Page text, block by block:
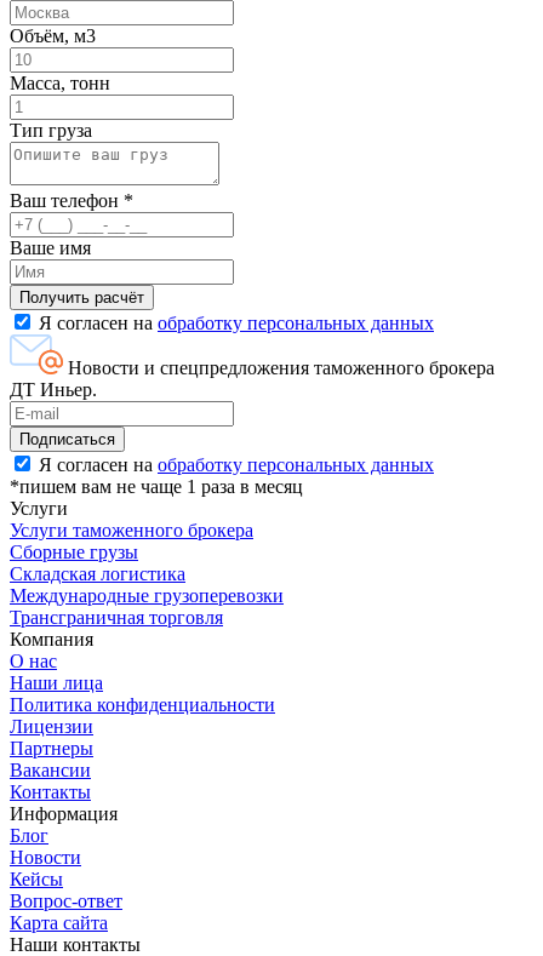
Объём, м3
Масса, тонн
Тип груза
Ваш телефон *
Ваше имя
Я согласен на обработку персональных данных
Новости и спецпредложения таможенного брокера
ДТ Иньер.
Я согласен на обработку персональных данных
*пишем вам не чаще 1 раза в месяц
Услуги
Услуги таможенного брокера
Сборные грузы
Складская логистика
Международные грузоперевозки
Трансграничная торговля
Компания
О нас
Наши лица
Политика конфиденциальности
Лицензии
Партнеры
Вакансии
Контакты
Информация
Блог
Новости
Кейсы
Вопрос-ответ
Карта сайта
Наши контакты